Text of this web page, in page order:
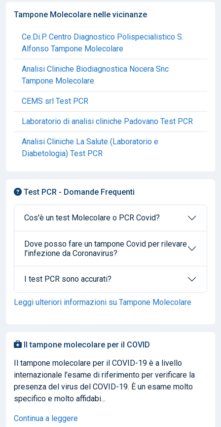
Tampone Molecolare nelle vicinanze
Ce.Di.P. Centro Diagnostico Polispecialistico S.
Alfonso Tampone Molecolare
Analisi Cliniche Biodiagnostica Nocera Snc
Tampone Molecolare
CEMS srl Test PCR
Laboratorio di analisi cliniche Padovano Test PCR
Analisi Cliniche La Salute (Laboratorio e
Diabetologia) Test PCR
Test PCR - Domande Frequenti
Cos'è un test Molecolare o PCR Covid?
Dove posso fare un tampone Covid per rilevare
l'infezione da Coronavirus?
I test PCR sono accurati?
Leggi ulteriori informazioni su Tampone Molecolare
Il tampone molecolare per il COVID
Il tampone molecolare per il COVID-19 è a livello
internazionale l'esame di riferimento per verificare la
presenza del virus del COVID-19. È un esame molto
specifico e molto affidabi...
Continua a leggere